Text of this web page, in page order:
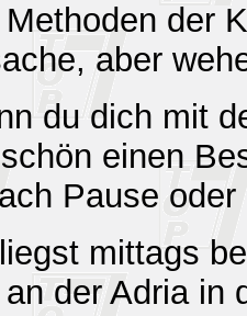
der
aber
du dich mit
einen
Pause
mittags
der Adria in